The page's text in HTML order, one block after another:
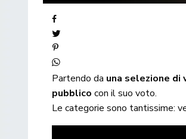
Partendo da una selezione di
pubblicocon il suo voto.
Le categorie sono tantissime: